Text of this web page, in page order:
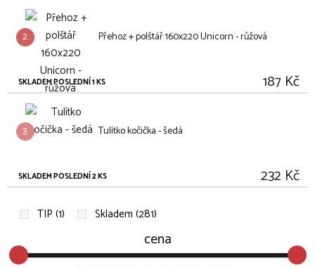
2. Přehoz + polštář 160x220 Unicorn - růžová
SKLADEM POSLEDNÍ 1 KS 187 Kč
3. Tulítko kočička - šedá
SKLADEM POSLEDNÍ 2 KS 232 Kč
TIP (1) Skladem (281)
cena